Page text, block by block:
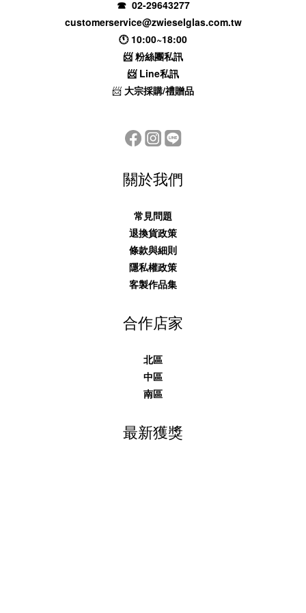
☎ 02-29643277
customerservice@zwieselglas.com.tw
🕚 10:00~18:00
📨粉絲團私訊
📨 Line私訊
📨 大宗採購/禮贈品
關於我們
常見問題
退換貨政策
條款與細則
隱私權政策
客製作品集
合作店家
北區
中區
南區
最新獲獎